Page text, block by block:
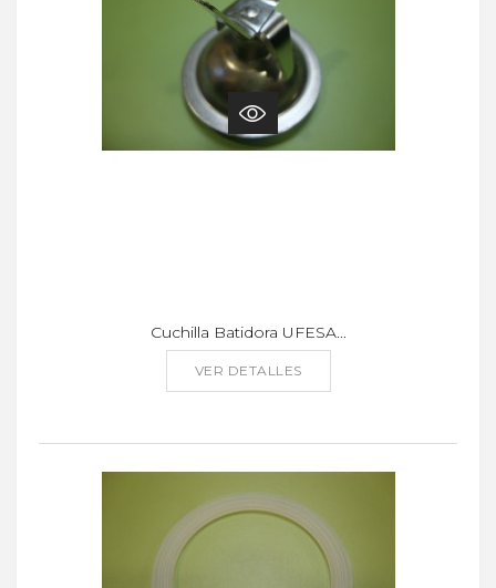
Cuchilla Batidora UFESA...
VER DETALLES